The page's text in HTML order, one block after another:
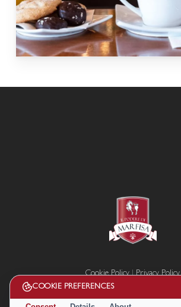
COOKIE PREFERENCES
Cookie Policy|Privacy Policy
Termini e condizioni
Disconoscimento